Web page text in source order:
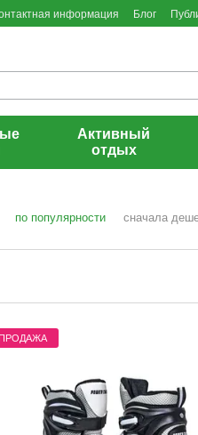
информация Блог
Активный
отдых
по популярности сначала